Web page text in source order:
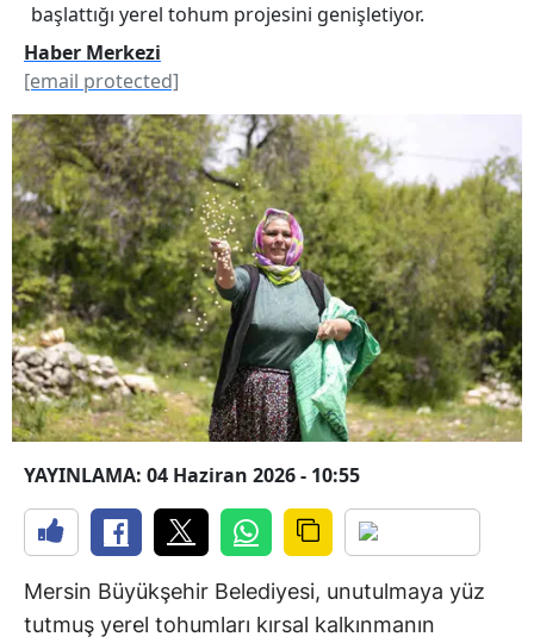
başlattığı yerel tohum projesini genişletiyor.
Haber Merkezi
[email protected]
YAYINLAMA: 04 Haziran 2026 - 10:55
Mersin Büyükşehir Belediyesi, unutulmaya yüz
tutmuş yerel tohumları kırsal kalkınmanın